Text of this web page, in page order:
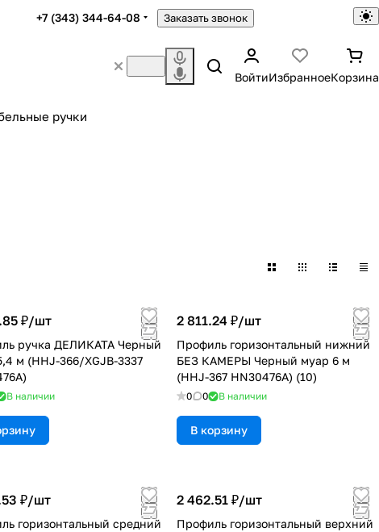
+7 (343) 344-64-08 Заказать звонок
ВойтиИзбранноеКорзина
ручки
₽/шт
ручка ДЕЛИКАТА Черный
м (HHJ-366/XGJB-3337
В наличии
2 811.24 ₽/шт
Профиль горизонтальный нижний
БЕЗ КАМЕРЫ Черный муар 6 м
(HHJ-367 HN30476A) (10)
0 0 В наличии
В корзину
₽/шт
горизонтальный средний
2 462.51 ₽/шт
Профиль горизонтальный верхний